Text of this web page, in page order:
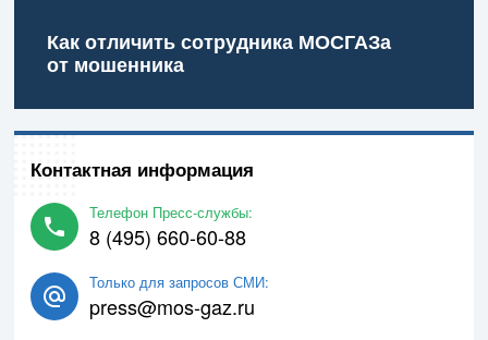
Как отличить сотрудника МОСГАЗа
от мошенника
Контактная информация
Телефон Пресс-службы:
8 (495) 660-60-88
Только для запросов СМИ:
press@mos-gaz.ru